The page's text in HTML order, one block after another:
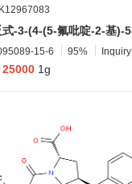
15-6 95% Inquiry
25000 1g